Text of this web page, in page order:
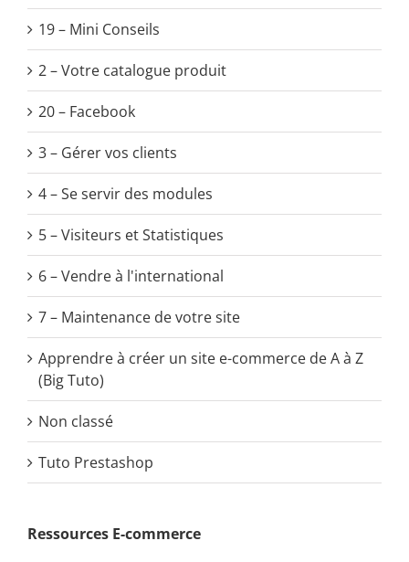
19 – Mini Conseils
2 – Votre catalogue produit
20 – Facebook
3 – Gérer vos clients
4 – Se servir des modules
5 – Visiteurs et Statistiques
6 – Vendre à l'international
7 – Maintenance de votre site
Apprendre à créer un site e-commerce de A à Z
(Big Tuto)
Non classé
Tuto Prestashop
Ressources E-commerce